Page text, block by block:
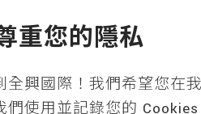
重您的隱私
全興國際！我們希望您在
們使用並記錄您的
全興國際水產股份有限公